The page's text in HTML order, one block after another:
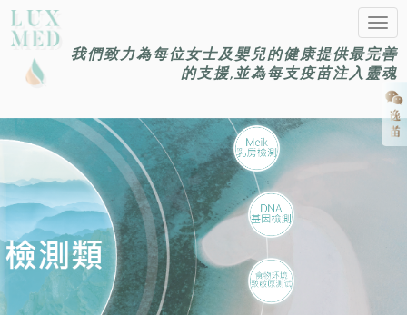
我們致力為每位女士及嬰兒的健康提供最完善
的支援,並為每支疫苗注入靈魂